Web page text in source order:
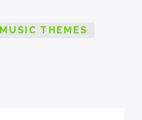
MUSIC THEMES